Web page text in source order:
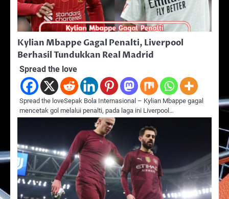
Kylian Mbappe Gagal Penalti, Liverpool
Berhasil Tundukkan Real Madrid
Spread the love
Spread the loveSepak Bola Internasional – Kylian Mbappe gagal
mencetak gol melalui penalti, pada laga ini Liverpool…